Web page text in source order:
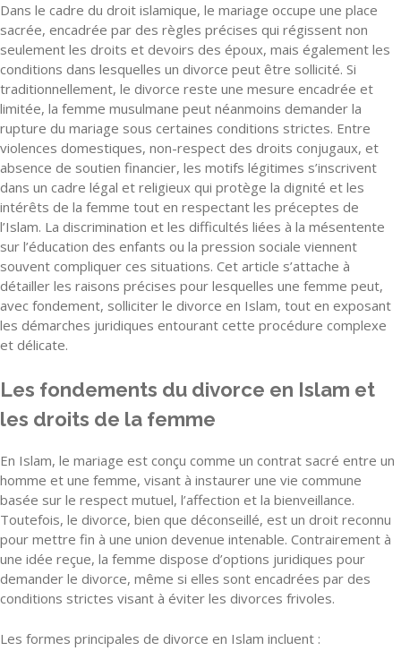
Dans le cadre du droit islamique, le mariage occupe une place
sacrée, encadrée par des règles précises qui régissent non
seulement les droits et devoirs des époux, mais également les
conditions dans lesquelles un divorce peut être sollicité. Si
traditionnellement, le divorce reste une mesure encadrée et
limitée, la femme musulmane peut néanmoins demander la
rupture du mariage sous certaines conditions strictes. Entre
violences domestiques, non-respect des droits conjugaux, et
absence de soutien financier, les motifs légitimes s’inscrivent
dans un cadre légal et religieux qui protège la dignité et les
intérêts de la femme tout en respectant les préceptes de
l’Islam. La discrimination et les difficultés liées à la mésentente
sur l’éducation des enfants ou la pression sociale viennent
souvent compliquer ces situations. Cet article s’attache à
détailler les raisons précises pour lesquelles une femme peut,
avec fondement, solliciter le divorce en Islam, tout en exposant
les démarches juridiques entourant cette procédure complexe
et délicate.
Les fondements du divorce en Islam et
les droits de la femme
En Islam, le mariage est conçu comme un contrat sacré entre un
homme et une femme, visant à instaurer une vie commune
basée sur le respect mutuel, l’affection et la bienveillance.
Toutefois, le divorce, bien que déconseillé, est un droit reconnu
pour mettre fin à une union devenue intenable. Contrairement à
une idée reçue, la femme dispose d’options juridiques pour
demander le divorce, même si elles sont encadrées par des
conditions strictes visant à éviter les divorces frivoles.
Les formes principales de divorce en Islam incluent :